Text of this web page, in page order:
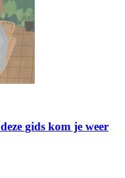
gids kom je weer